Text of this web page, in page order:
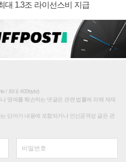
대 1.3조 라이선스비 지급
/ 최대 400byte)
명예를 훼손하는 댓글은 관련 법률에 의해 제재
단어가 내용에 포함되거나 인신공격성 글은 관